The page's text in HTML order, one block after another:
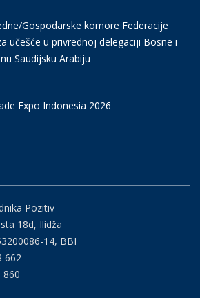
Gospodarske komore Federacije
učešće u privrednoj delegaciji Bosne i
Saudijsku Arabiju
Expo Indonesia 2026
Pozitiv
18d, Ilidža
14, BBI
662
860